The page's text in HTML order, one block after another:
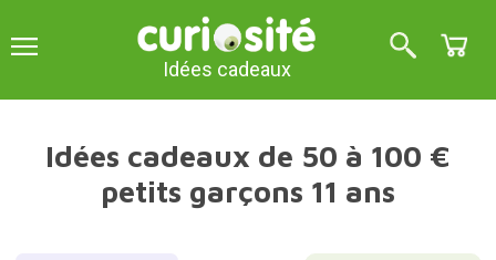
Idées cadeaux
Idées cadeaux de 50 à 100 €
petits garçons 11 ans